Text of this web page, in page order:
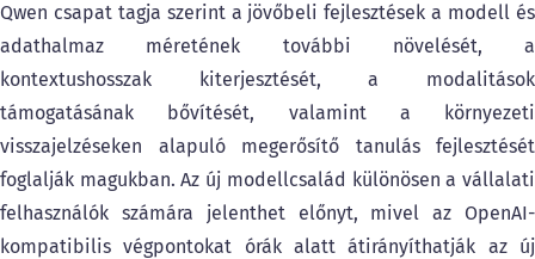
Qwen csapat tagja szerint a jövőbeli fejlesztések a modell és
adathalmaz méretének további növelését, a
kontextushosszak kiterjesztését, a modalitások
támogatásának bővítését, valamint a környezeti
visszajelzéseken alapuló megerősítő tanulás fejlesztését
foglalják magukban. Az új modellcsalád különösen a vállalati
felhasználók számára jelenthet előnyt, mivel az OpenAI-
kompatibilis végpontokat órák alatt átirányíthatják az új